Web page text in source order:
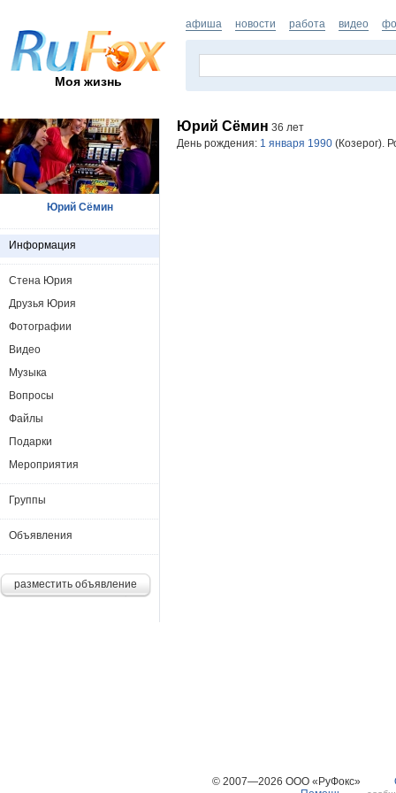
Моя жизнь
афиша новости работа видео
Юрий Сёмин 36 лет
День рождения: 1 января 1990 (Козерог).
Юрий Сёмин
Информация
Стена Юрия
Друзья Юрия
Фотографии
Видео
Музыка
Вопросы
Файлы
Подарки
Мероприятия
Группы
Объявления
разместить объявление
© 2007—2026 ООО «РуФокс»